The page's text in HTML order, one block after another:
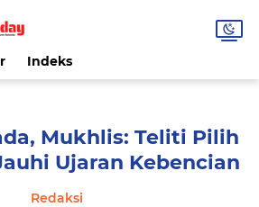
Indeks
Mukhlis: Teliti Pilih
Ujaran Kebencian
Redaksi